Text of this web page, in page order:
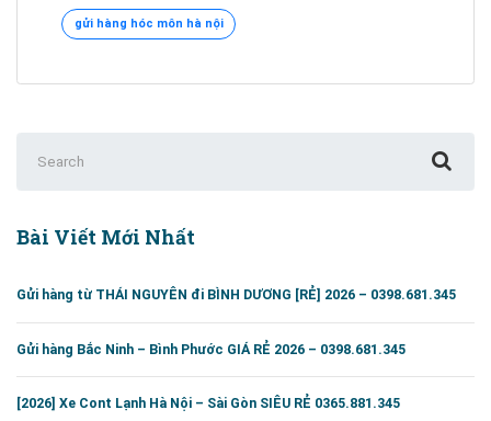
Hà
Nội
[RẺ#1]
gửi hàng hóc môn hà nội
for:
Bài Viết Mới Nhất
Gửi hàng từ THÁI NGUYÊN đi BÌNH DƯƠNG [RẺ] 2026 – 0398.681.345
Gửi hàng Bắc Ninh – Bình Phước GIÁ RẺ 2026 – 0398.681.345
[2026] Xe Cont Lạnh Hà Nội – Sài Gòn SIÊU RẺ 0365.881.345